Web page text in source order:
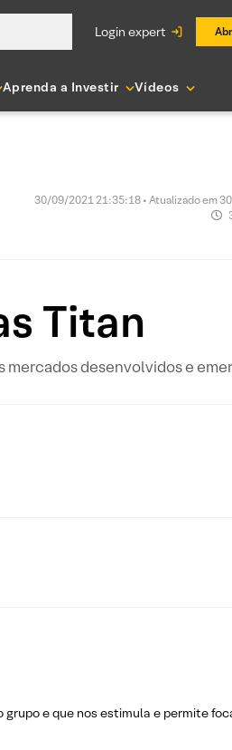
login expert
Aprenda a Investir Vídeos
30/09/2021 21:35:18 • Atualizado em
Titan
mercados desenvolvidos e
e que nos estimula e permite